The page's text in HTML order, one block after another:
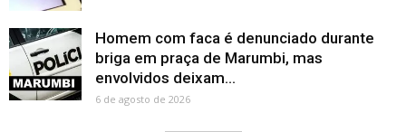
Homem com faca é denunciado durante
briga em praça de Marumbi, mas
envolvidos deixam...
6 de agosto de 2026